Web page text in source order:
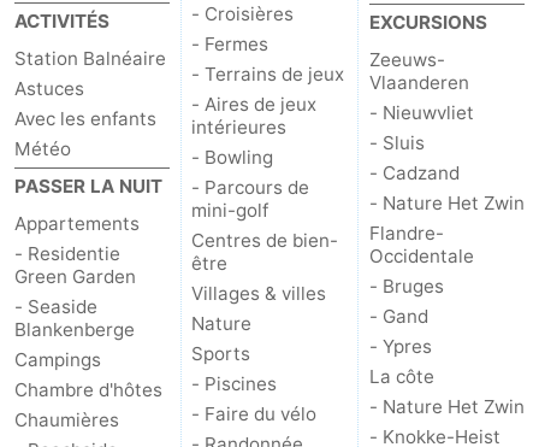
ACTIVITÉS
Station Balnéaire
Astuces
Avec les enfants
Météo
PASSER LA NUIT
Appartements
- Residentie
Green Garden
- Seaside
Blankenberge
Campings
Chambre d'hôtes
Chaumières
- Croisières
- Fermes
- Terrains de jeux
- Aires de jeux
intérieures
- Bowling
- Parcours de
mini-golf
Centres de bien-
être
Villages & villes
Nature
Sports
- Piscines
- Faire du vélo
EXCURSIONS
Zeeuws-
Vlaanderen
- Nieuwvliet
- Sluis
- Cadzand
- Nature Het Zwin
Flandre-
Occidentale
- Bruges
- Gand
- Ypres
La côte
- Nature Het Zwin
- Knokke-Heist